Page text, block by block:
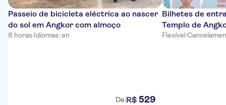
Passeio de bicicleta eléctrica ao nascer
do sol em Angkor com almoço
8 horas·Idiomas: en
De:R$ 529
Bilhetes de
Templo de
Flexível·